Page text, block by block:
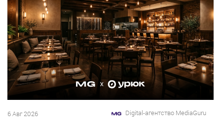
6 Авг 2026 Digital-агентство MediaGuru